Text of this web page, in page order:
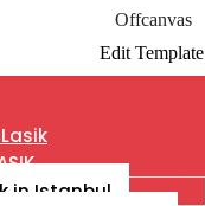
Offcanvas
Edit Template
in Istanbul